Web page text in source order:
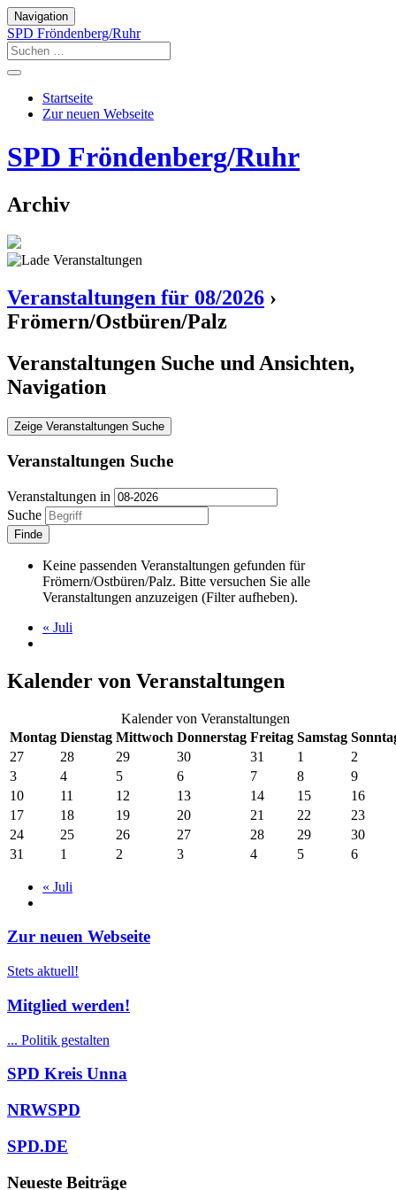
Navigation
SPD Fröndenberg/Ruhr
Startseite
Zur neuen Webseite
SPD Fröndenberg/Ruhr
Archiv
Veranstaltungen für 08/2026 ›
Frömern/Ostbüren/Palz
Veranstaltungen Suche und Ansichten,
Navigation
Zeige Veranstaltungen Suche
Veranstaltungen Suche
Veranstaltungen in
Suche
Keine passenden Veranstaltungen gefunden für
Frömern/Ostbüren/Palz. Bitte versuchen Sie alle
Veranstaltungen anzuzeigen (Filter aufheben).
« Juli
Kalender von Veranstaltungen
Kalender von Veranstaltungen
Montag Dienstag Mittwoch Donnerstag Freitag Samstag
27
28 29 30 31 1
2
3
4 5 6 7 8
9
10
11 12 13 14 15
16
17
18 19 20 21 22
23
24
25 26 27 28 29
30
31
1 2 3 4 5 6
« Juli
Zur neuen Webseite
Stets aktuell!
Mitglied werden!
... Politik gestalten
SPD Kreis Unna
NRWSPD
SPD.DE
Neueste Beiträge